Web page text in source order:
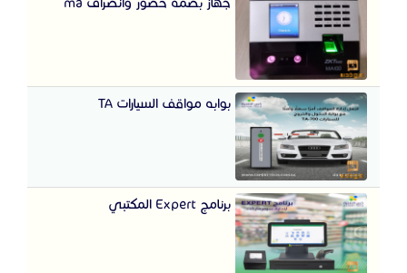
بوابه مواقف السيارات TA
برنامج Expert المكتبي